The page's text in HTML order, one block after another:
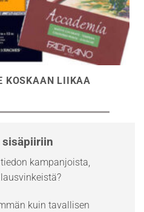
KOSKAAN LIIKAA
sisäpiiriin
kampanjoista,
kuin tavallisen